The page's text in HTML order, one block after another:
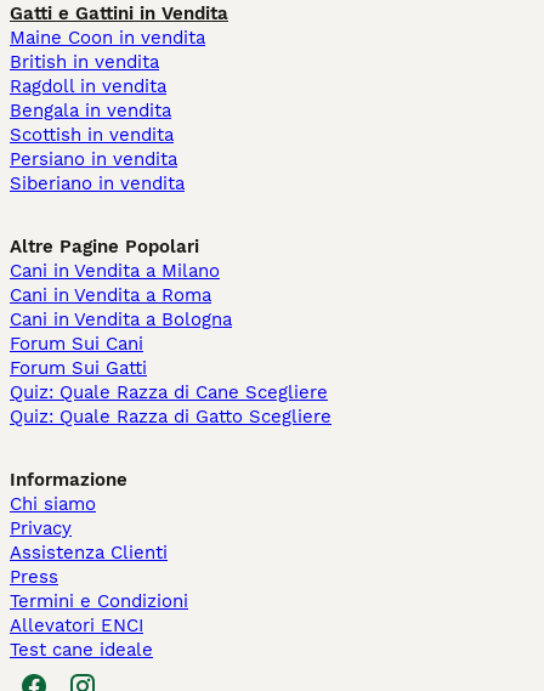
Gatti e Gattini in Vendita
Maine Coon in vendita
British in vendita
Ragdoll in vendita
Bengala in vendita
Scottish in vendita
Persiano in vendita
Siberiano in vendita
Altre Pagine Popolari
Cani in Vendita a Milano
Cani in Vendita a Roma
Cani in Vendita a Bologna
Forum Sui Cani
Forum Sui Gatti
Quiz: Quale Razza di Cane Scegliere
Quiz: Quale Razza di Gatto Scegliere
Informazione
Chi siamo
Privacy
Assistenza Clienti
Press
Termini e Condizioni
Allevatori ENCI
Test cane ideale